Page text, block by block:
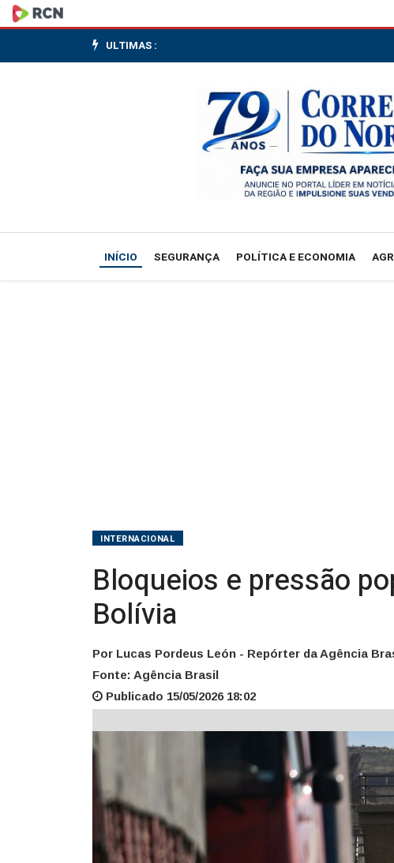
Bloqueios
e
do
presidente
ULTIMAS :
INÍCIO SEGURANÇA POLÍTICA E ECONOMIA
INTERNACIONAL
Bloqueios e pressão
Bolívia
Por Lucas Pordeus León - Repórter da Agência
Fonte: Agência Brasil
Publicado 15/05/2026 18:02